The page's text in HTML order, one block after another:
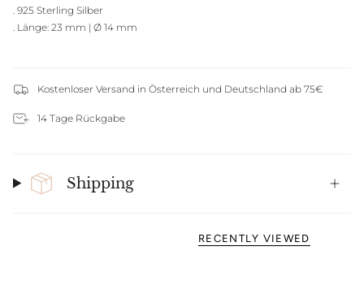
. 925 Sterling Silber
. Länge: 23 mm | Ø 14 mm
Kostenloser Versand in Österreich und Deutschland ab 75€
14 Tage Rückgabe
Shipping
RECENTLY VIEWED